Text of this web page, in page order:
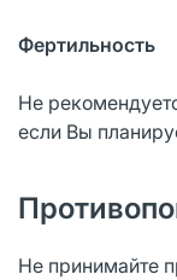
Фертильность
Не
если Вы
Не принимайте